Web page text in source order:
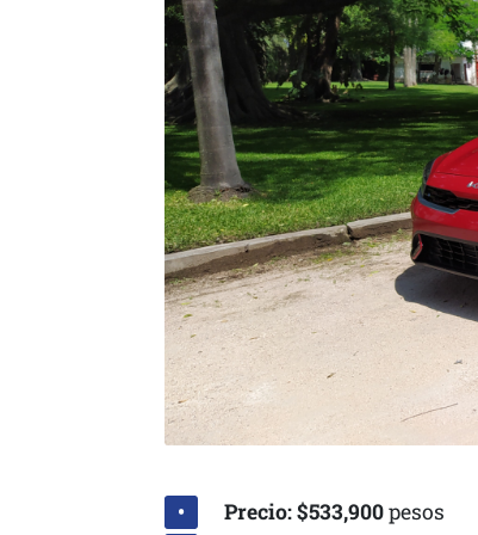
Precio: $533,900pesos